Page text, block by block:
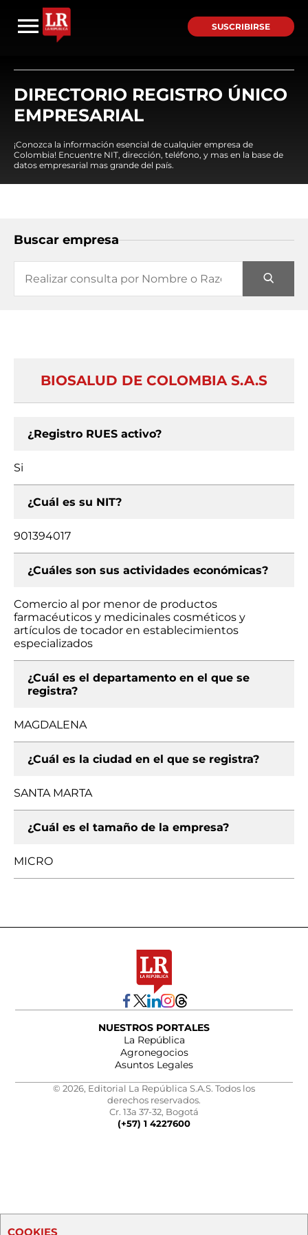
SUSCRIBIRSE
DIRECTORIO REGISTRO ÚNICO
EMPRESARIAL
¡Conozca la información esencial de cualquier empresa de
Colombia! Encuentre NIT, dirección, teléfono, y mas en la base de
datos empresarial mas grande del país.
Buscar empresa
BIOSALUD DE COLOMBIA S.A.S
¿Registro RUES activo?
Si
¿Cuál es su NIT?
901394017
¿Cuáles son sus actividades económicas?
Comercio al por menor de productos
farmacéuticos y medicinales cosméticos y
artículos de tocador en establecimientos
especializados
¿Cuál es el departamento en el que se
registra?
MAGDALENA
¿Cuál es la ciudad en el que se registra?
SANTA MARTA
¿Cuál es el tamaño de la empresa?
MICRO
NUESTROS PORTALES
La República
Agronegocios
Asuntos Legales
© 2026, Editorial La República S.A.S. Todos los
derechos reservados.
Cr. 13a 37-32, Bogotá
(+57) 1 4227600
COOKIES